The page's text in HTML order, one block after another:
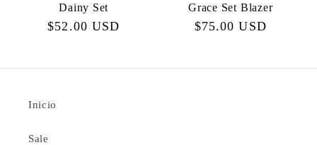
Dainy Set
Regular
$52.00 USD
Grace Set Blazer
Regular
$75.00 USD
Inicio
Sale